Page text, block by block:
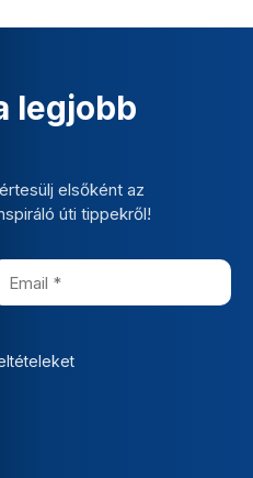
legjobb
elsőként az
úti tippekről!